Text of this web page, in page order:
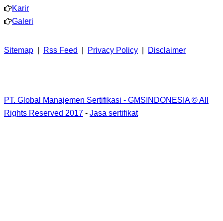
Karir
Galeri
Sitemap Rss Feed Privacy Policy Disclaimer
PT. Global Manajemen Sertifikasi - GMSINDONESIA © All
Rights Reserved 2017 - Jasa sertifikat